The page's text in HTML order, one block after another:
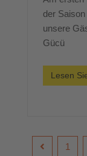
der
unsere
Gücü
Lesen
1